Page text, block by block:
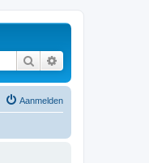
Zoek
Aanmelden